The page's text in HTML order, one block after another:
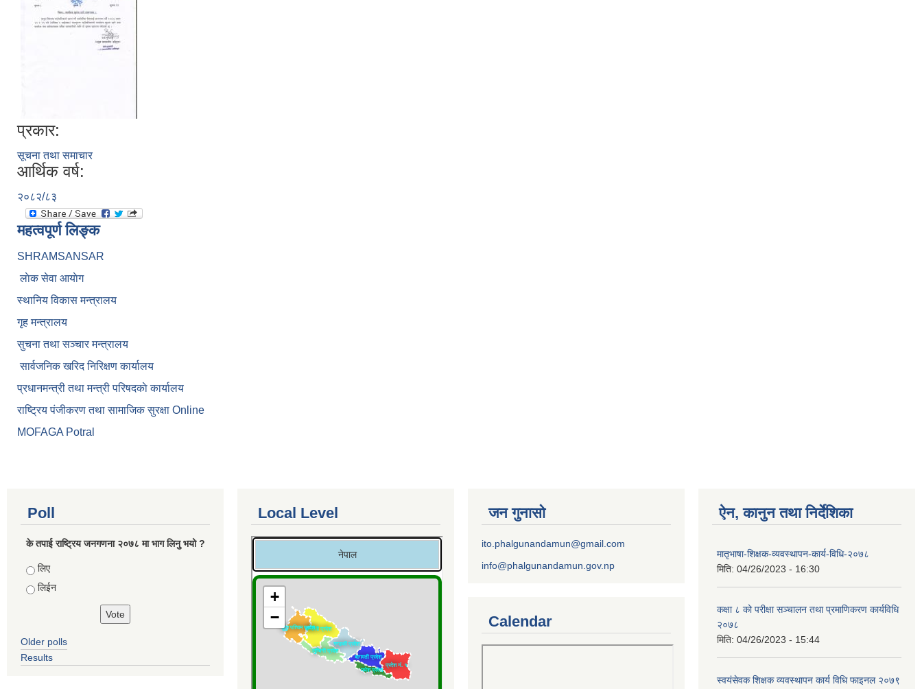
प्रकार:
सूचना तथा समाचार
आर्थिक वर्ष:
२०८२/८३
महत्वपूर्ण लिङ्क
SHRAMSANSAR
लाेक सेवा आयाेग
स्थानिय विकास मन्त्रालय
गृह मन्त्रालय
सुचना तथा सञ्चार मन्त्रालय
सार्वजनिक खरिद निरिक्षण कार्यालय
प्रधानमन्त्री तथा मन्त्री परिषदकाे कार्यालय
राष्ट्रिय पंजीकरण तथा सामाजिक सुरक्षा Online
MOFAGA Potral
Poll
के तपाई राष्ट्रिय जनगणना २०७८ मा भाग लिनु भयो ?
Choices
लिए
लिईन
Older polls
Results
Local Level जन गुनासो
ito.phalgunandamun@gmail.com
info@phalgunandamun.gov.np
Calendar
ऐन, कानुन तथा निर्देशिका
मातृभाषा-शिक्षक-व्यवस्थापन-कार्य-विधि-२०७८
मिति: 04/26/2023 - 16:30
कक्षा ८ को परीक्षा सञ्चालन तथा प्रमाणिकरण कार्यविधि
२०७८
मिति: 04/26/2023 - 15:44
स्वयंसेवक शिक्षक व्यवस्थापन कार्य विधि फाइनल २०७९